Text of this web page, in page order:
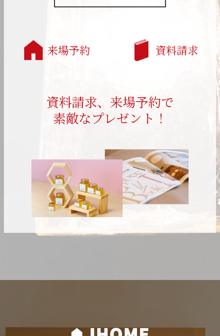
来場予約 資料請求
資料請求、来場予約で
素敵なプレゼント！